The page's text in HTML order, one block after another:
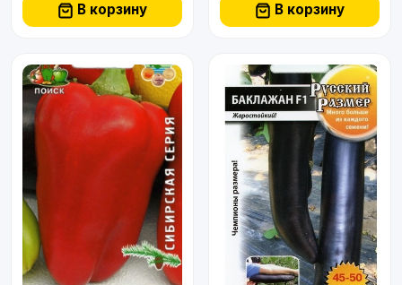
В корзину В корзину